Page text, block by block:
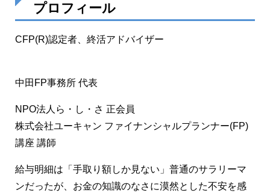
プロフィール
CFP(R)認定者、終活アドバイザー
中田FP事務所 代表
NPO法人ら・し・さ 正会員
株式会社ユーキャン ファイナンシャルプランナー(FP)
講座 講師
給与明細は「手取り額しか見ない」普通のサラリーマ
ンだったが、お金の知識のなさに漠然とした不安を感